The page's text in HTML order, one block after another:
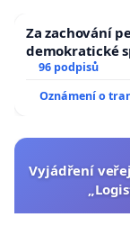
Za zachování
demokratické
96 podpisů
Oznámení o
Vyjádření